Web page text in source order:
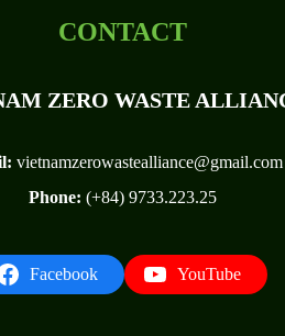
CONTACT
ZERO WASTE
vietnamzerowastealliance@gmail.com
Phone: (+84) 9733.223.25
Facebook YouTube